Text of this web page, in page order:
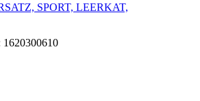
SPORT, LEERKAT,